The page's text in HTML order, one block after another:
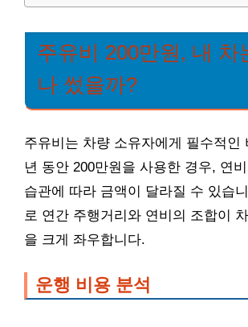
주유비 200만원, 내 차
나 썼을까?
주유비는 차량 소유자에게 필수적인
년 동안 200만원을 사용한 경우, 연
습관에 따라 금액이 달라질 수 있습
로 연간 주행거리와 연비의 조합이
을 크게 좌우합니다.
운행 비용 분석